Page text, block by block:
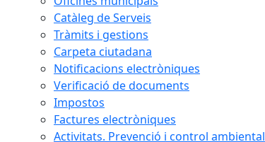
Catàleg de Serveis
Tràmits i gestions
Carpeta ciutadana
Notificacions electròniques
Verificació de documents
Impostos
Factures electròniques
Activitats. Prevenció i control ambiental